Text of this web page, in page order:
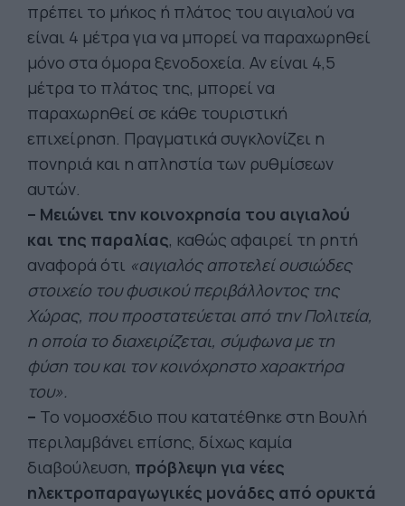
πρέπει το μήκος ή πλάτος του αιγιαλού να
είναι 4 μέτρα για να μπορεί να παραχωρηθεί
μόνο στα όμορα ξενοδοχεία. Αν είναι 4,5
μέτρα το πλάτος της, μπορεί να
παραχωρηθεί σε κάθε τουριστική
επιχείρηση. Πραγματικά συγκλονίζει η
πονηριά και η απληστία των ρυθμίσεων
αυτών.
– Μειώνει την κοινοχρησία του αιγιαλού
και της παραλίας, καθώς αφαιρεί τη ρητή
αναφορά ότι «αιγιαλός αποτελεί ουσιώδες
στοιχείο του φυσικού περιβάλλοντος της
Χώρας, που προστατεύεται από την Πολιτεία,
η οποία το διαχειρίζεται, σύμφωνα με τη
φύση του και τον κοινόχρηστο χαρακτήρα
του».
– Το νομοσχέδιο που κατατέθηκε στη Βουλή
περιλαμβάνει επίσης, δίχως καμία
διαβούλευση, πρόβλεψη για νέες
ηλεκτροπαραγωγικές μονάδες από ορυκτά